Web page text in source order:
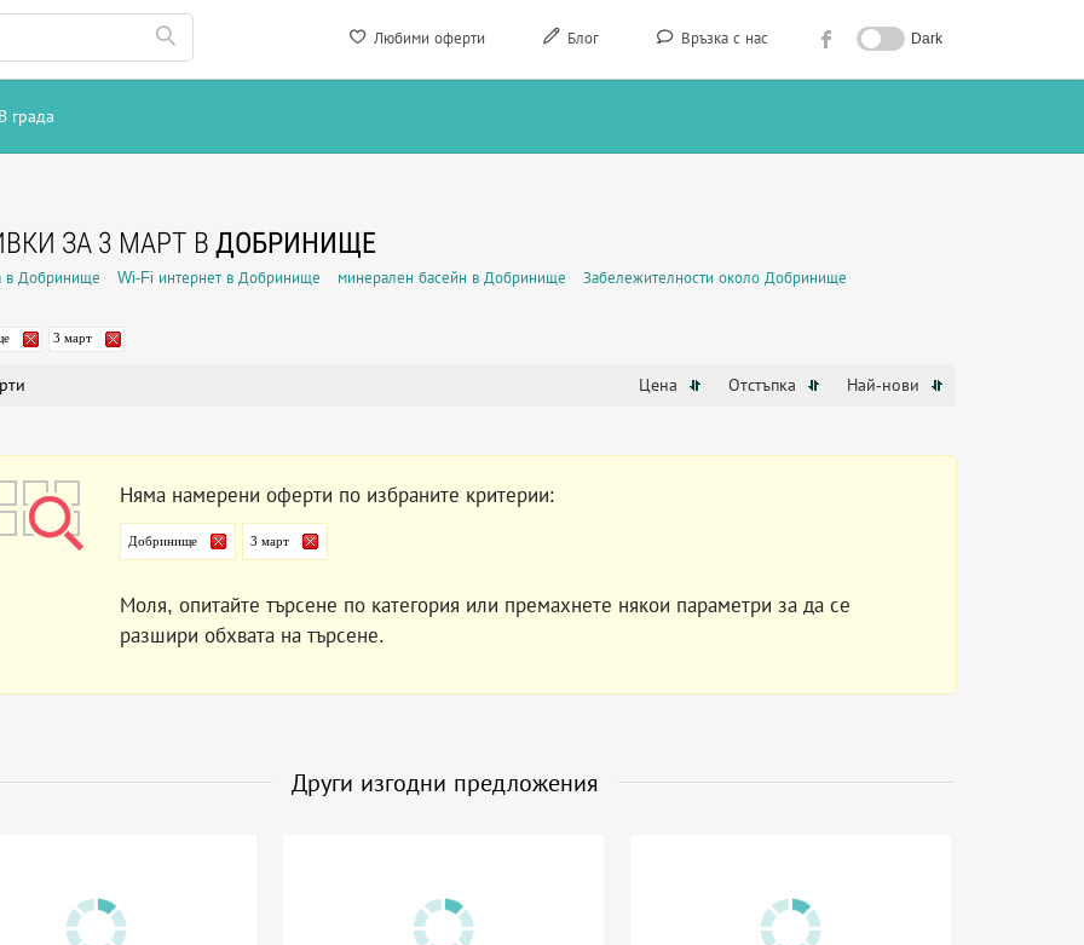
Любими оферти Блог Връзка с нас Dark
В града
ЗА 3 МАРТ В ДОБРИНИЩЕ
в Добринище Wi-Fi интернет в Добринище минерален басейн в Добринище Забележителности около Добринище
3 март
Цена Отстъпка Най-нови
Няма намерени оферти по избраните критерии:
Добринище 3 март
Моля, опитайте търсене по категория или премахнете някои параметри за да се
разшири обхвата на търсене.
Други изгодни предложения